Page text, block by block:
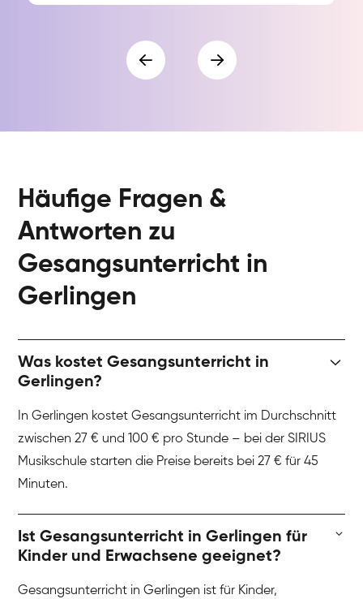
Häufige Fragen &
Antworten zu
Gesangsunterricht in
Gerlingen
Was kostet Gesangsunterricht in
Gerlingen?
In Gerlingen kostet Gesangsunterricht im Durchschnitt
zwischen 27 € und 100 € pro Stunde – bei der SIRIUS
Musikschule starten die Preise bereits bei 27 € für 45
Minuten.
Ist Gesangsunterricht in Gerlingen für
Kinder und Erwachsene geeignet?
Gesangsunterricht in Gerlingen ist für Kinder,